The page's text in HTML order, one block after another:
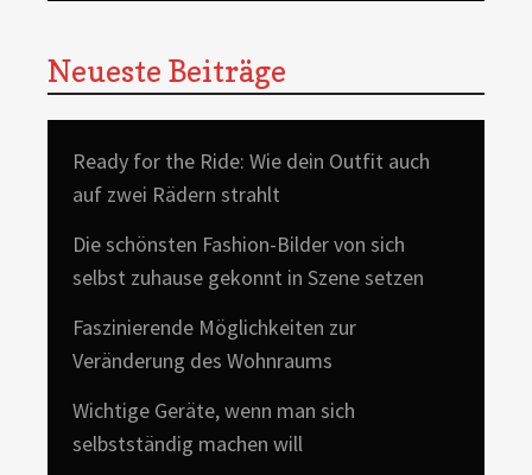
Neueste Beiträge
Ready for the Ride: Wie dein Outfit auch
auf zwei Rädern strahlt
Die schönsten Fashion-Bilder von sich
selbst zuhause gekonnt in Szene setzen
Faszinierende Möglichkeiten zur
Veränderung des Wohnraums
Wichtige Geräte, wenn man sich
selbstständig machen will